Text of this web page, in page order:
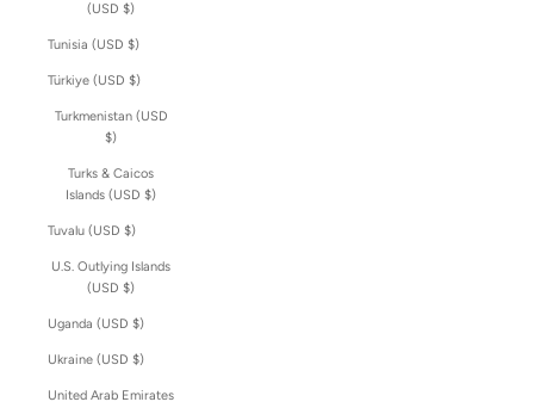
(USD $)
Tunisia (USD $)
Türkiye (USD $)
Turkmenistan (USD
$)
Turks & Caicos
Islands (USD $)
Tuvalu (USD $)
U.S. Outlying Islands
(USD $)
Uganda (USD $)
Ukraine (USD $)
United Arab Emirates